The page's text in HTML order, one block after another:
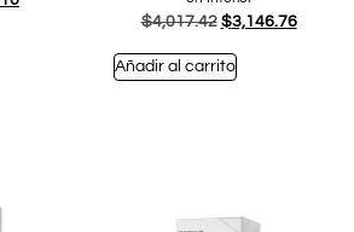
$4,017.42 $3,146.76
Añadir al carrito